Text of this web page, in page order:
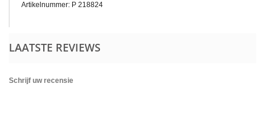
Artikelnummer: P 218824
LAATSTE REVIEWS
Schrijf uw recensie